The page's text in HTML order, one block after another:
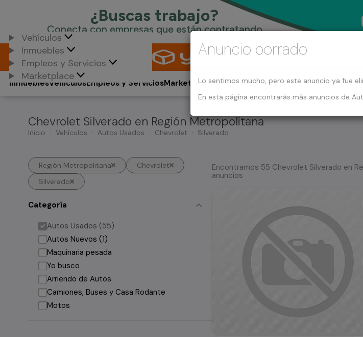
Vehículos
Inmuebles
Empleos y Servicios
Marketplace
Vehículos
Inmuebles Empleos y ServiciosMarketplace
Chevrolet Silverado en Región Metropolitana
Inicio Vehículos Autos Usados Chevrolet Silverado
Región Metropolitana
Chevrolet
Silverado
Categoría
Autos Usados (55)
Autos Nuevos (1)
Maquinaria pesada
Yo busco
Arriendo de Autos
Camiones, Buses y Casa Rodante
Motos
Encontramos 55 Chevrolet Silverado en
anuncios
Anuncio borrado
Lo sentimos mucho, pero este anuncio ya fue
En esta página encontrarás más anuncios de